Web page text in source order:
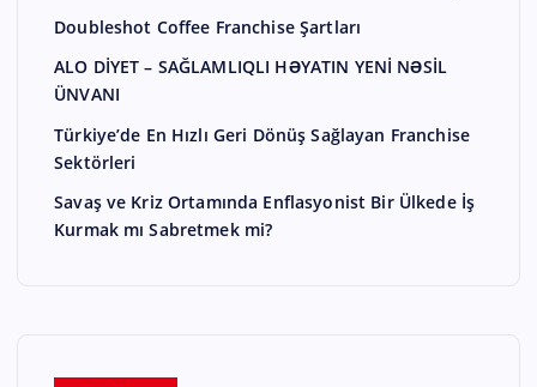
Doubleshot Coffee Franchise Şartları
ALO DİYET – SAĞLAMLIQLI HƏYATIN YENİ NƏSİL
ÜNVANI
Türkiye’de En Hızlı Geri Dönüş Sağlayan Franchise
Sektörleri
Savaş ve Kriz Ortamında Enflasyonist Bir Ülkede İş
Kurmak mı Sabretmek mi?